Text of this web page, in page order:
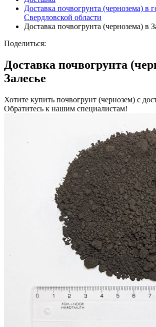
Доставка почвогрунта (чернозема) в
Свердловской области
Доставка почвогрунта (чернозема) в
Поделиться:
Доставка почвогрунта
Залесье
Хотите купить почвогрунт (чернозем) с
Обратитесь к нашим специалистам!